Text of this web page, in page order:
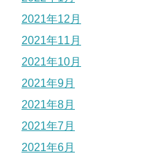
2021年12月
2021年11月
2021年10月
2021年9月
2021年8月
2021年7月
2021年6月